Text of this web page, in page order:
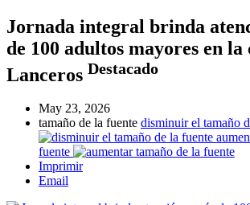
Jornada integral brinda
de 100 adultos mayores en la
Lanceros Destacado
May 23, 2026
tamaño de la fuente disminuir el tamaño
fuente
Imprimir
Email